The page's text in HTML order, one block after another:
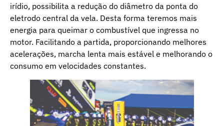
irídio, possibilita a redução do diâmetro da ponta do
eletrodo central da vela. Desta forma teremos mais
energia para queimar o combustível que ingressa no
motor. Facilitando a partida, proporcionando melhores
acelerações, marcha lenta mais estável e melhorando o
consumo em velocidades constantes.